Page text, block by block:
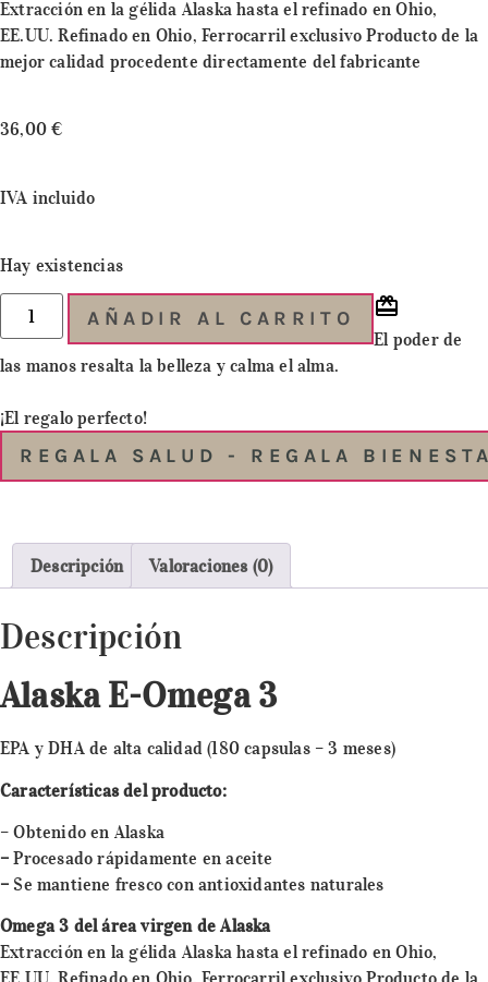
Extracción en la gélida Alaska hasta el refinado en Ohio,
EE.UU. Refinado en Ohio, Ferrocarril exclusivo Producto de la
mejor calidad procedente directamente del fabricante
36,00€
IVA incluido
Hay existencias
AÑADIR AL CARRITO
El poder de
las manos resalta la belleza y calma el alma.
¡El regalo perfecto!
REGALA SALUD - REGALA
Descripción Valoraciones (0)
Descripción
Alaska E-Omega 3
EPA y DHA de alta calidad (180 capsulas – 3 meses)
Características del producto:
– Obtenido en Alaska
– Procesado rápidamente en aceite
– Se mantiene fresco con antioxidantes naturales
Omega 3 del área virgen de Alaska
Extracción en la gélida Alaska hasta el refinado en Ohio,